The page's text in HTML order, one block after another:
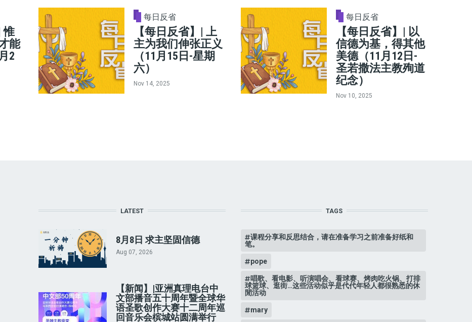
惟
能
2
每日反省
【每日反省】| 上
主为我们伸张正义
（11月15日-星期
六）
Nov 14, 2025
每日反省
【每日反省】| 以
信德为基，得其他
美德（11月12日-
圣若撒法主教殉道
纪念）
Nov 10, 2025
LATEST
8月8日 求主坚固信德
Aug 07, 2026
【新闻】|亚洲真理电台中
文部播音五十周年暨全球华
语圣歌创作大赛十二周年巡
回音乐会槟城站圆满举行
TAGS
课程分享和反思结合，请在准备学习之前准备好纸和
笔。
pope
唱歌、看电影、听演唱会、看球赛、烤肉吃火锅、打排
球篮球、逛街…这些活动似乎是代代年轻人都很熟悉的休
閒活动
mary